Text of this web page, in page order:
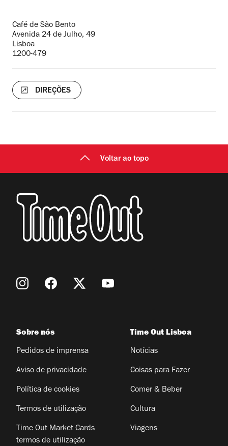
Endereço
Café de São Bento
Avenida 24 de Julho, 49
Lisboa
1200-479
DIREÇÕES
Voltar ao topo
Sobre nós
Pedidos de imprensa
Aviso de privacidade
Política de cookies
Termos de utilização
Time Out Market Cards
termos de utilização
Time Out Lisboa
Notícias
Coisas para Fazer
Comer & Beber
Cultura
Viagens